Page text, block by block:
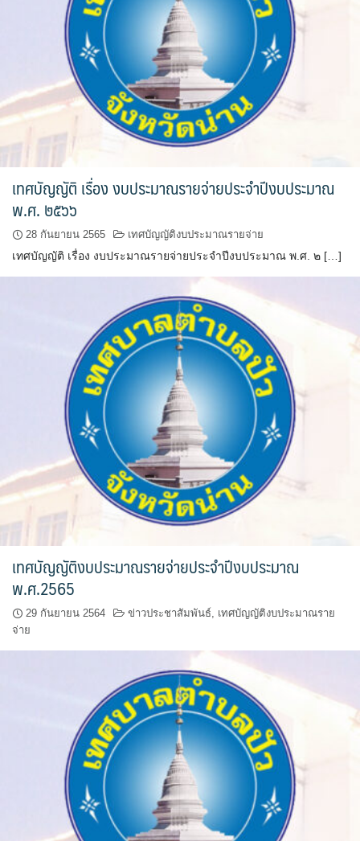
ปัวแฮปปี้รีสอร์ท
ปางชมภูโฮมสเตย์
ปาริชาติเพลส
ภิรมณเพลส
ภูรีสอร์ท
มองดูปัวคอทเทจ
ริมดอยรีสอร์ท
ริมน้ำปัวแคมป์ปิ้ง
ลองนอนนา
วรนครเพลส
วิดาโฮม
สลีพ&ฟิชชิ่ง
สวัสดีปัวโฮมสเตย์
สุขใจเฮ้าส์
อิงขว้างโฮมสเตย์
อิงดอยปัว
ฮอมฮักแกลเลอรี่
ฮักปัวโฮเทล
เพลินใจ โฮมสเตย์
เฮือนกว่าง
เทศบัญญัติ เรื่อง งบประมาณรายจ่ายประจำปีงบประมาณ
พ.ศ. ๒๕๖๖
28 กันยายน 2565 เทศบัญญัติงบประมาณรายจ่าย
เทศบัญญัติ เรื่อง งบประมาณรายจ่ายประจำปีงบประมาณ พ.ศ. ๒ […]
เทศบัญญัติงบประมาณรายจ่ายประจำปีงบประมาณ
พ.ศ.2565
29 กันยายน 2564 ข่าวประชาสัมพันธ์
เทศบัญญัติงบประมาณราย
จ่าย